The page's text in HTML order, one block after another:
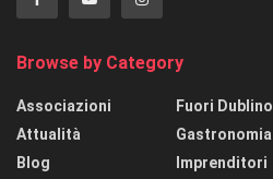
Browse by Category
Associazioni
Attualità
Blog
Fuori Dublino
Gastronomia
Imprenditori